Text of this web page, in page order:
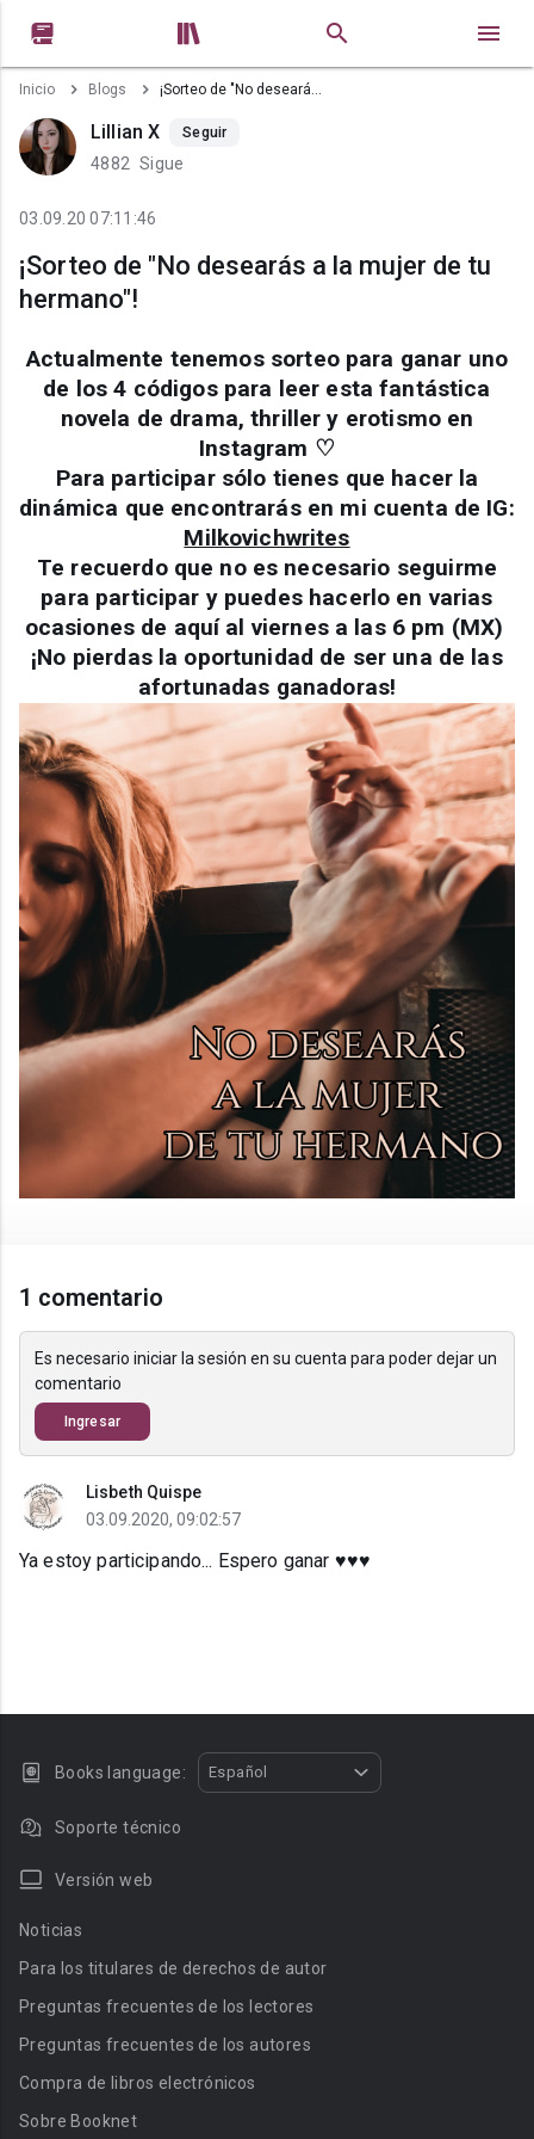
 
Inicio Blogs ¡Sorteo de "No desearás a la mujer de tu hermano"!
Lillian X Seguir
4882 Sigue
03.09.20 07:11:46
¡Sorteo de "No desearás a la mujer de tu
hermano"!
Actualmente tenemos sorteo para ganar uno
de los 4 códigos para leer esta fantástica
novela de drama, thriller y erotismo en
Instagram ♡
Para participar sólo tienes que hacer la
dinámica que encontrarás en mi cuenta de IG:
Milkovichwrites
Te recuerdo que no es necesario seguirme
para participar y puedes hacerlo en varias
ocasiones de aquí al viernes a las 6 pm (MX)
¡No pierdas la oportunidad de ser una de las
afortunadas ganadoras!
1 comentario
Es necesario iniciar la sesión en su cuenta para poder dejar un
comentario
Ingresar
Lisbeth Quispe
03.09.2020, 09:02:57
Ya estoy participando... Espero ganar ♥♥♥
Books language: Español
Soporte técnico
Versión web
Noticias
Para los titulares de derechos de autor
Preguntas frecuentes de los lectores
Preguntas frecuentes de los autores
Compra de libros electrónicos
Sobre Booknet